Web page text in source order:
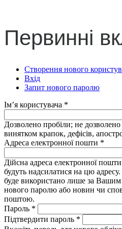
Первинні
Створення нового
Вхід
Запит нового паролю
Ім’я користувача *
Дозволено пробіли; не дозволено
винятком крапок, дефісів,
Адреса електронної пошти *
Дійсна адреса електронної
будуть надсилатися на цю
буде використано лише за
нового паролю або новин чи
поштою.
Пароль *
Підтвердити пароль *